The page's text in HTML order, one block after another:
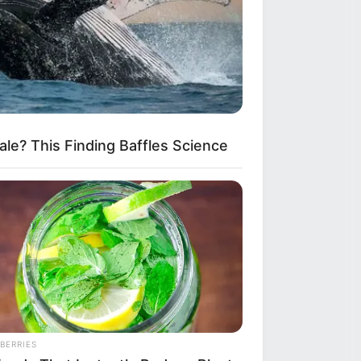
νέα
Θεσσαλονίκη: Τι αλλάζει
λεωφορειακές
γραμμές με τη
της
επέκτασης του Μετρό
στην Καλαμαριά
This Finding Baffles Science